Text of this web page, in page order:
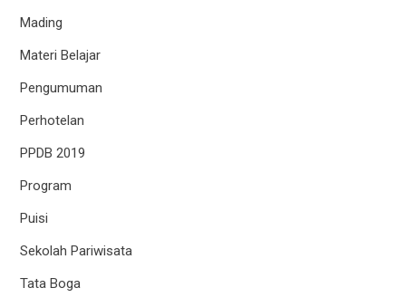
Mading
Materi Belajar
Pengumuman
Perhotelan
PPDB 2019
Program
Puisi
Sekolah Pariwisata
Tata Boga